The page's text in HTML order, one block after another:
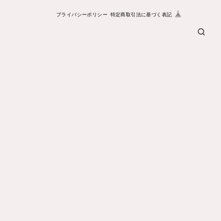
プライバシーポリシー 特定商取引法に基づく表記